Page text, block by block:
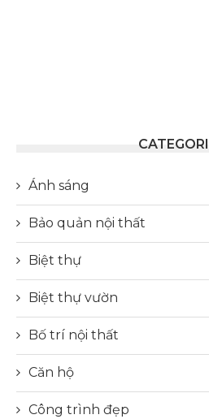
Ánh sáng
Bảo quản nội thất
Biệt thự
Biệt thự vườn
Bố trí nội thất
Căn hộ
Công trình đẹp